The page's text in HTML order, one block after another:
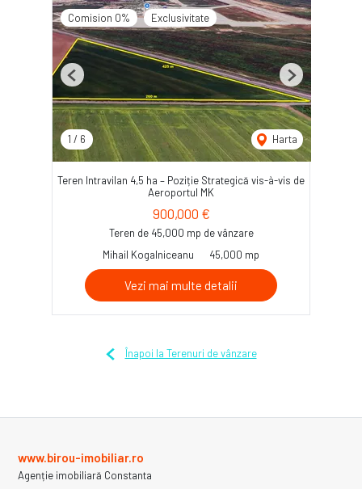
Comision 0% Exclusivitate
1 / 6 Harta
Previous Next
Teren Intravilan 4,5 ha – Poziție Strategică vis-à-vis de
Aeroportul MK
900,000 €
Teren de 45,000 mp de vânzare
Mihail Kogalniceanu
45,000 mp
Vezi mai multe detalii
Înapoi la Terenuri de vânzare
www.birou-imobiliar.ro
Agenție imobiliară Constanta